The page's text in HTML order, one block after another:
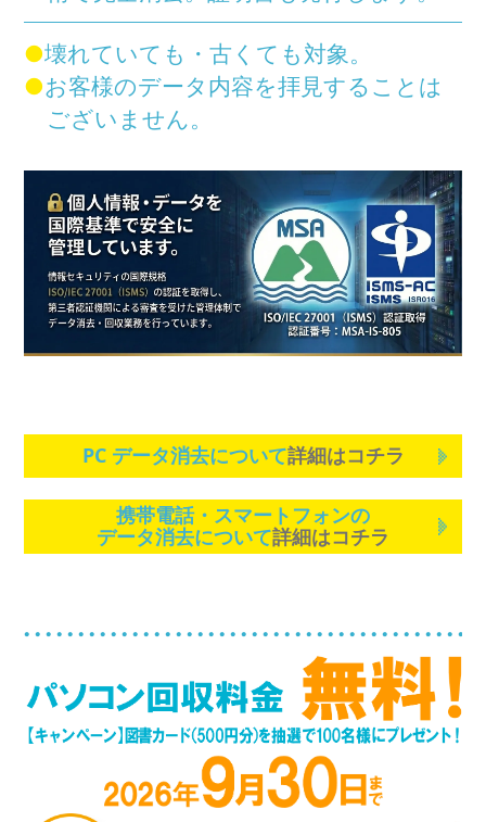
●壊れていても・古くても対象。
●お客様のデータ内容を拝見することは
ございません。
PC データ消去について詳細はコチラ
携帯電話・スマートフォンの
データ消去について詳細はコチラ